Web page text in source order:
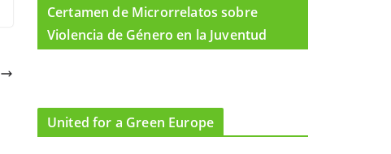
Certamen de Microrrelatos sobre
Violencia de Género en la Juventud
United for a Green Europe